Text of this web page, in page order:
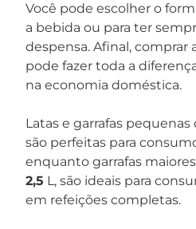
Você pode escolher o
a bebida ou para ter
despensa. Afinal, comprar
pode fazer toda a
na economia doméstica.
Latas e garrafas
são perfeitas para
enquanto garrafas
2,5 L, são ideais para
em refeições completas.